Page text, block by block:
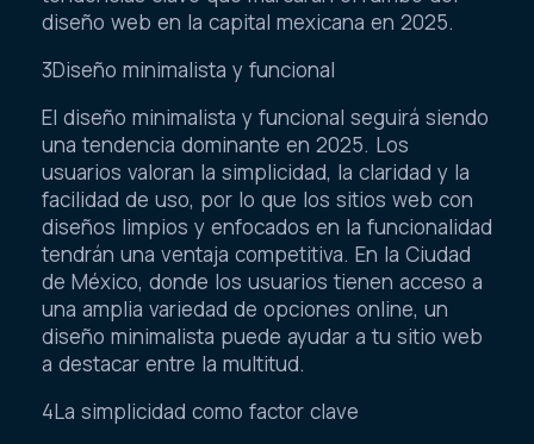
diseño web en la capital mexicana en 2025.
3Diseño minimalista y funcional
El diseño minimalista y funcional seguirá siendo
una tendencia dominante en 2025. Los
usuarios valoran la simplicidad, la claridad y la
facilidad de uso, por lo que los sitios web con
diseños limpios y enfocados en la funcionalidad
tendrán una ventaja competitiva. En la Ciudad
de México, donde los usuarios tienen acceso a
una amplia variedad de opciones online, un
diseño minimalista puede ayudar a tu sitio web
a destacar entre la multitud.
4La simplicidad como factor clave